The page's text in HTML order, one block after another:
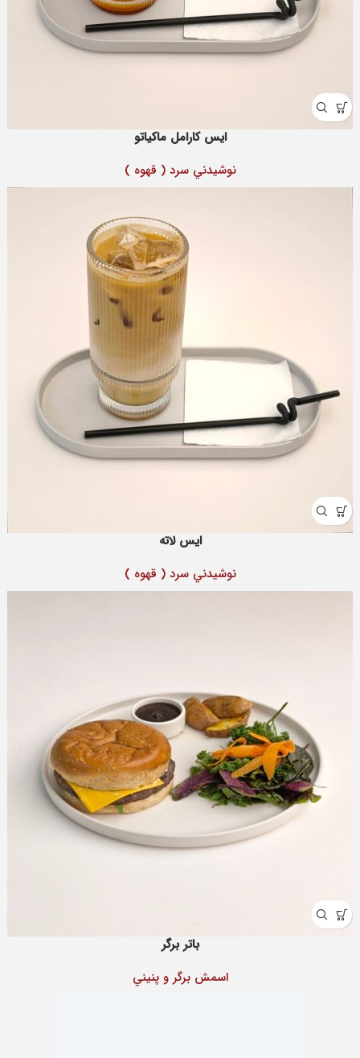
ایس کارامل ماکیاتو
نوشيدني سرد ( قهوه )
ایس لاته
نوشيدني سرد ( قهوه )
باتر برگر
اسمش برگر و پنيني